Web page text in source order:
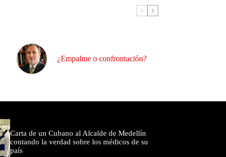
¿Empalme o confrontación?
Carta de un Cubano al Alcalde de Medellín
contando la verdad sobre los médicos de su
país